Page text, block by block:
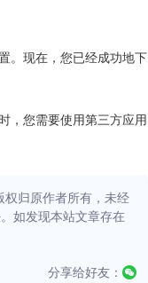
。现在，您已经成功地下
，您需要使用第三方应用
权归原作者所有，未经
如发现本站文章存在
分享给好友：